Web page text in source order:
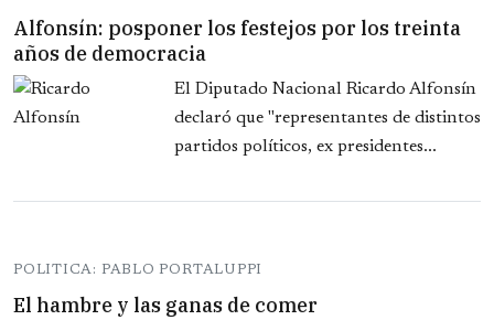
Alfonsín: posponer los festejos por los treinta
años de democracia
El Diputado Nacional Ricardo Alfonsín
declaró que "representantes de distintos
partidos políticos, ex presidentes...
POLITICA: PABLO PORTALUPPI
El hambre y las ganas de comer